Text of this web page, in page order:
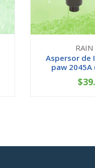
Aspersor de
paw 2045A